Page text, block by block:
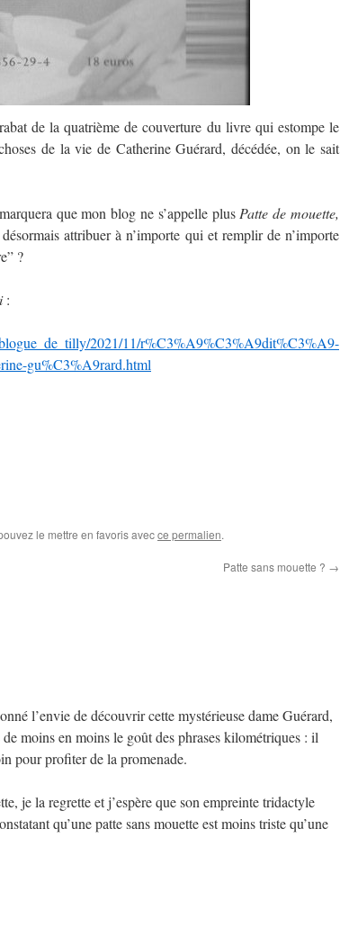
de la quatrième de couverture du livre qui estompe le
de la vie de Catherine Guérard, décédée, on le sait
que mon blog ne s’appelle plus Patte de mouette,
attribuer à n’importe qui et remplir de n’importe
?
:
2021/11/r%C3%A9%C3%A9dit%C3%A9-
gu%C3%A9rard.html
le mettre en favoris avecce permalien.
Patte sans mouette ? →
l’envie de découvrir cette mystérieuse dame Guérard,
de moins en moins le goût des phrases kilométriques : il
pour profiter de la promenade.
je la regrette et j’espère que son empreinte tridactyle
qu’une patte sans mouette est moins triste qu’une